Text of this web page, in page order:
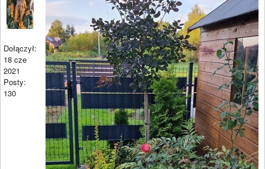
Dołączył:
18 cze
2021
Posty:
130